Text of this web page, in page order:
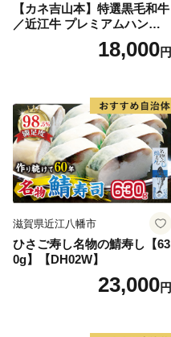
【カネ吉山本】特選黒毛和牛
／近江牛 プレミアムハンバ
ーグ 5個箱入【750ｇ（約150
ｇ×5個）】【Y095W】
18,000円
滋賀県近江八幡市
ひさご寿し名物の鯖寿し【63
0g】【DH02W】
23,000円